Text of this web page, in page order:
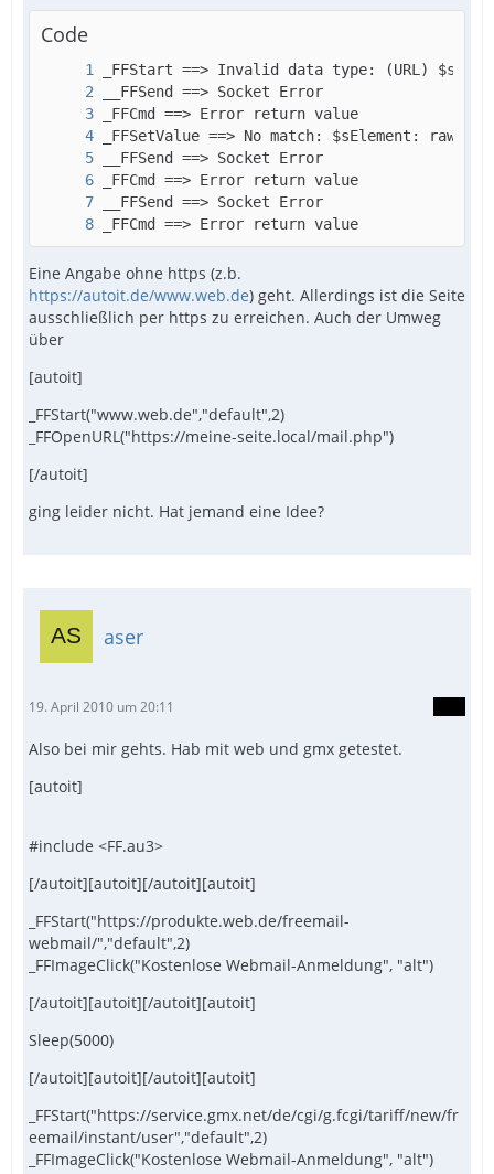
Code
_FFCmd ==> Error return value
Eine Angabe ohne https (z.b.
https://autoit.de/www.web.de) geht. Allerdings ist die Seite
ausschließlich per https zu erreichen. Auch der Umweg
über
[autoit]
_FFStart("www.web.de","default",2)
_FFOpenURL("https://meine-seite.local/mail.php")
[/autoit]
ging leider nicht. Hat jemand eine Idee?
aser
19. April 2010 um 20:11
Also bei mir gehts. Hab mit web und gmx getestet.
[autoit]
#include <FF.au3>
[/autoit][autoit][/autoit][autoit]
_FFStart("https://produkte.web.de/freemail-
webmail/","default",2)
_FFImageClick("Kostenlose Webmail-Anmeldung", "alt")
[/autoit][autoit][/autoit][autoit]
Sleep(5000)
[/autoit][autoit][/autoit][autoit]
_FFStart("https://service.gmx.net/de/cgi/g.fcgi/tariff/new/fr
eemail/instant/user","default",2)
_FFImageClick("Kostenlose Webmail-Anmeldung", "alt")